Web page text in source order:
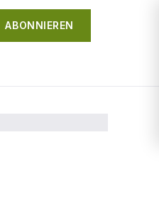
ABONNIEREN